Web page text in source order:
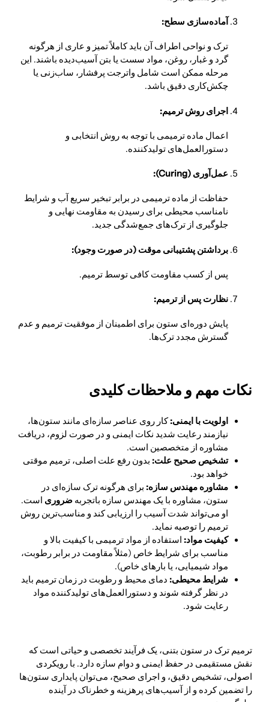
آماده‌سازی سطح:
ترک و نواحی اطراف آن باید کاملاً تمیز و عاری از هرگونه
گرد و غبار، روغن، مواد سست یا بتن آسیب‌دیده باشند. این
مرحله ممکن است شامل واترجت پرفشار، ساب‌زنی یا
چکش‌کاری دقیق باشد.
اجرای روش ترمیم:
اعمال ماده ترمیمی با توجه به روش انتخابی و
دستورالعمل‌های تولیدکننده.
عمل‌آوری (Curing):
حفاظت از ماده ترمیمی در برابر تبخیر سریع آب و شرایط
نامناسب محیطی برای رسیدن به مقاومت نهایی و
جلوگیری از ترک‌های جمع‌شدگی جدید.
برداشتن پشتیبانی موقت (در صورت وجود):
پس از کسب مقاومت کافی توسط ترمیم.
نظارت پس از ترمیم:
پایش دوره‌ای ستون برای اطمینان از موفقیت ترمیم و عدم
گسترش مجدد ترک‌ها.
نکات مهم و ملاحظات کلیدی
اولویت با ایمنی:کار روی عناصر سازه‌ای مانند ستون‌ها،
نیازمند رعایت شدید نکات ایمنی و در صورت لزوم، دریافت
مشاوره از متخصصین است.
تشخیص صحیح علت: بدون رفع علت اصلی، ترمیم موقتی
خواهد بود.
مشاوره مهندس سازه: برای هرگونه ترک سازه‌ای در
ستون، مشاوره با یک مهندس سازه باتجربه ضروری است.
او می‌تواند شدت آسیب را ارزیابی کند و مناسب‌ترین روش
ترمیم را توصیه نماید.
کیفیت مواد: استفاده از مواد ترمیمی با کیفیت بالا و
مناسب برای شرایط خاص (مثلاً مقاومت در برابر رطوبت،
مواد شیمیایی، یا بارهای خاص).
شرایط محیطی: دمای محیط و رطوبت در زمان ترمیم باید
در نظر گرفته شوند و دستورالعمل‌های تولیدکننده مواد
رعایت شود.
ترمیم ترک در ستون بتنی، یک فرآیند تخصصی و حیاتی است که
نقش مستقیمی در حفظ ایمنی و دوام سازه دارد. با رویکردی
اصولی، تشخیص دقیق، و اجرای صحیح، می‌توان پایداری ستون‌ها
را تضمین کرده و از آسیب‌های پرهزینه و خطرناک در آینده